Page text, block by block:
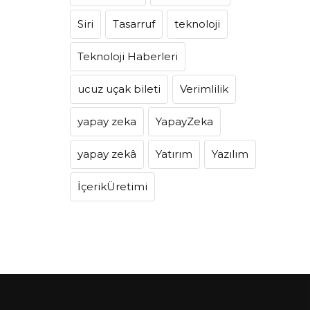
Siri Tasarruf teknoloji
Teknoloji Haberleri
ucuz uçak bileti Verimlilik
yapay zeka YapayZeka
yapay zekâ Yatırım Yazılım
İçerikÜretimi